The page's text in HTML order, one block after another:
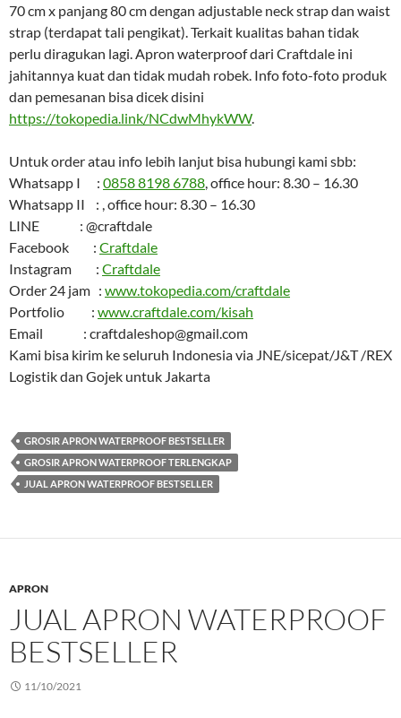
70 cm x panjang 80 cm dengan adjustable neck strap dan waist
strap (terdapat tali pengikat). Terkait kualitas bahan tidak
perlu diragukan lagi. Apron waterproof dari Craftdale ini
jahitannya kuat dan tidak mudah robek. Info foto-foto produk
dan pemesanan bisa dicek disini
https://tokopedia.link/NCdwMhykWW.
Untuk order atau info lebih lanjut bisa hubungi kami sbb:
Whatsapp I : 0858 8198 6788 , office hour: 8.30 – 16.30
Whatsapp II : , office hour: 8.30 – 16.30
LINE : @craftdale
Facebook : Craftdale
Instagram : Craftdale
Order 24 jam : www.tokopedia.com/craftdale
Portfolio : www.craftdale.com/kisah
Email : craftdaleshop@gmail.com
Kami bisa kirim ke seluruh Indonesia via JNE/sicepat/J&T /REX
Logistik dan Gojek untuk Jakarta
GROSIR APRON WATERPROOF BESTSELLER
GROSIR APRON WATERPROOF TERLENGKAP
JUAL APRON WATERPROOF BESTSELLER
APRON
JUAL APRON WATERPROOF
BESTSELLER
11/10/2021